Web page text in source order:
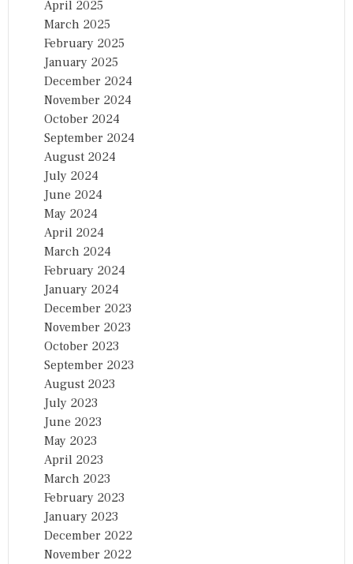
April 2025
March 2025
February 2025
January 2025
December 2024
November 2024
October 2024
September 2024
August 2024
July 2024
June 2024
May 2024
April 2024
March 2024
February 2024
January 2024
December 2023
November 2023
October 2023
September 2023
August 2023
July 2023
June 2023
May 2023
April 2023
March 2023
February 2023
January 2023
December 2022
November 2022